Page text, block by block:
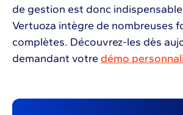
de gestion est donc
Vertuoza intègre de nombreuses
complètes. Découvrez-les dès
demandant votre démo